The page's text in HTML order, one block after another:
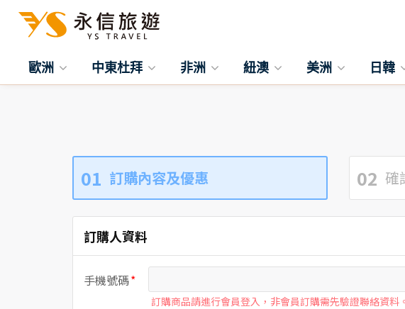
歐洲 中東杜拜 非洲 紐澳 美洲 日韓
01 訂購內容及優惠 02 確
訂購人資料
手機號碼
訂購商品請進行會員登入，非會員訂購需先驗證聯絡資料。